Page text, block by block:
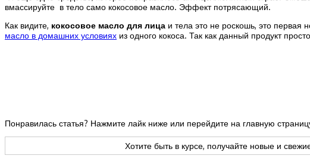
вмассируйте в тело само кокосовое масло. Эффект потрясающий.
Как видите, кокосовое масло для лица и тела это не роскошь, это первая
масло в домашних условиях из одного кокоса. Так как данный продукт
Понравилась статья? Нажмите лайк ниже или перейдите на главную
Хотите быть в курсе, получайте новые и